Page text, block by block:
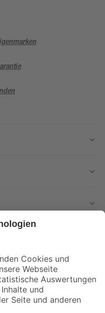
mehr verpassen!